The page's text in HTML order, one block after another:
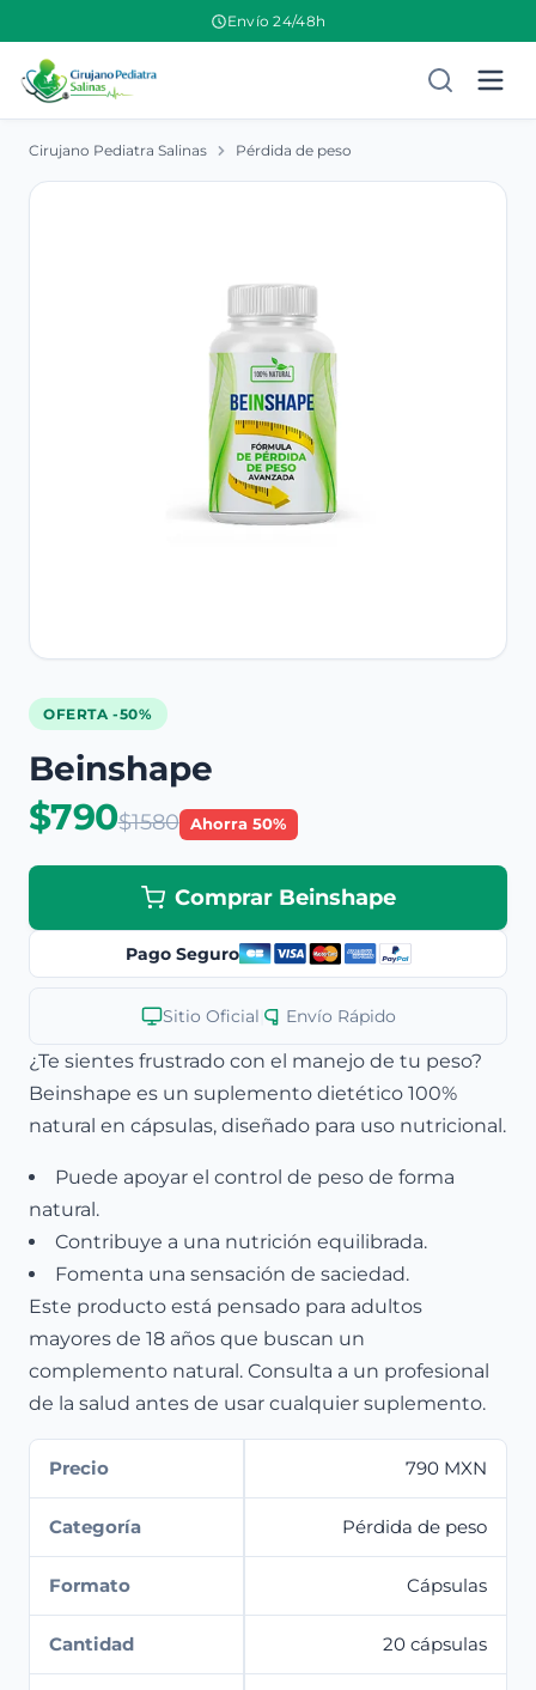
Envío 24/48h
Cirujano Pediatra Salinas Pérdida de peso
OFERTA -50%
Beinshape
$790$1580 Ahorra 50%
Comprar Beinshape
Pago Seguro
Sitio Oficial Envío Rápido
¿Te sientes frustrado con el manejo de tu peso?
Beinshape es un suplemento dietético 100%
natural en cápsulas, diseñado para uso nutricional.
Puede apoyar el control de peso de forma
natural.
Contribuye a una nutrición equilibrada.
Fomenta una sensación de saciedad.
Este producto está pensado para adultos
mayores de 18 años que buscan un
complemento natural. Consulta a un profesional
de la salud antes de usar cualquier suplemento.
Precio 790 MXN
Categoría Pérdida de peso
Formato Cápsulas
Cantidad 20 cápsulas